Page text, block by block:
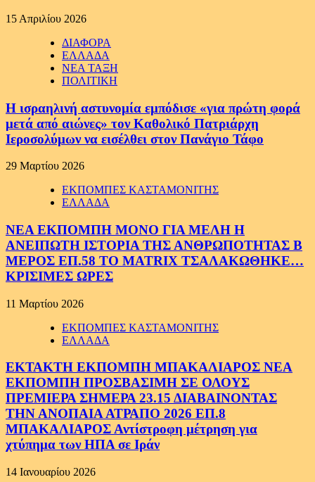
15 Απριλίου 2026
ΔΙΑΦΟΡΑ
ΕΛΛΑΔΑ
ΝΕΑ ΤΑΞΗ
ΠΟΛΙΤΙΚΗ
Η ισραηλινή αστυνομία εμπόδισε «για πρώτη φορά
μετά από αιώνες» τον Καθολικό Πατριάρχη
Ιεροσολύμων να εισέλθει στον Πανάγιο Τάφο
29 Μαρτίου 2026
ΕΚΠΟΜΠΕΣ ΚΑΣΤΑΜΟΝΙΤΗΣ
ΕΛΛΑΔΑ
ΝΕΑ ΕΚΠΟΜΠΗ ΜΟΝΟ ΓΙΑ ΜΕΛΗ Η
ΑΝΕΙΠΩΤΗ ΙΣΤΟΡΙΑ ΤΗΣ ΑΝΘΡΩΠΟΤΗΤΑΣ Β
ΜΕΡΟΣ ΕΠ.58 ΤΟ MATRIX ΤΣΑΛΑΚΩΘΗΚΕ…
ΚΡΙΣΙΜΕΣ ΩΡΕΣ
11 Μαρτίου 2026
ΕΚΠΟΜΠΕΣ ΚΑΣΤΑΜΟΝΙΤΗΣ
ΕΛΛΑΔΑ
ΕΚΤΑΚΤΗ ΕΚΠΟΜΠΗ ΜΠΑΚΑΛΙΑΡΟΣ ΝΕΑ
ΕΚΠΟΜΠΗ ΠΡΟΣΒΑΣΙΜΗ ΣΕ ΟΛΟΥΣ
ΠΡΕΜΙΕΡΑ ΣΗΜΕΡΑ 23.15 ΔΙΑΒΑΙΝΟΝΤΑΣ
ΤΗΝ ΑΝΟΠΑΙΑ ΑΤΡΑΠΟ 2026 ΕΠ.8
ΜΠΑΚΑΛΙΑΡΟΣ Αντίστροφη μέτρηση για
χτύπημα των ΗΠΑ σε Ιράν
14 Ιανουαρίου 2026